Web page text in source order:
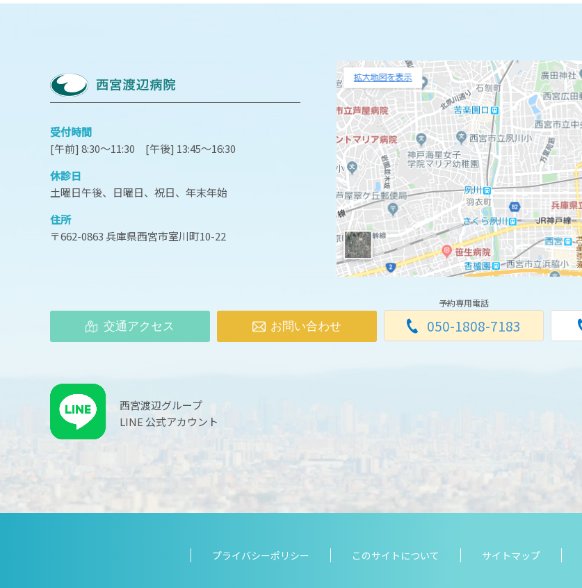
受付時間
[午前] 8:30～11:30 [午後] 13:45～16:30
休診日
土曜日午後、日曜日、祝日、年末年始
住所
〒662-0863 兵庫県西宮市室川町10-22
交通アクセス お問い合わせ
予約専用電話
050-1808-7183
西宮渡辺グループ
LINE 公式アカウント
プライバシーポリシー このサイトについて サイトマップ